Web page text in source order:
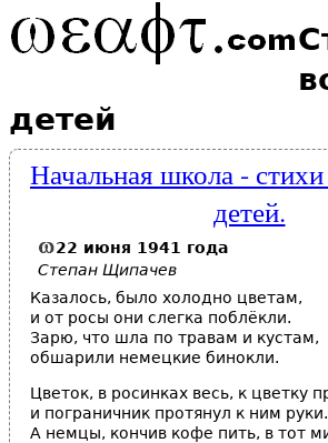
детей
Начальная школа -
детей.
22 июня 1941 года
Степан Щипачев
Казалось, было холодно цветам,
и от росы они слегка поблёкли.
Зарю, что шла по травам и кустам,
обшарили немецкие бинокли.
Цветок, в росинках весь, к цветку
и пограничник протянул к ним руки.
А немцы, кончив кофе пить, в тот